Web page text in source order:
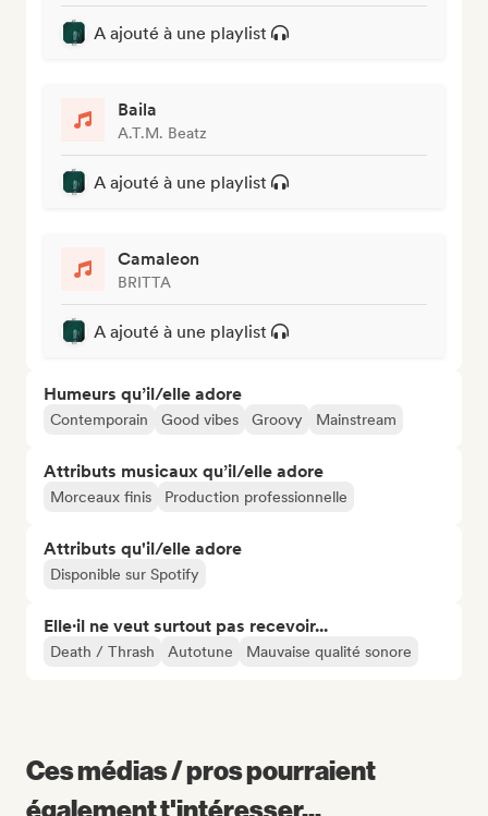
A ajouté à une playlist
Baila
A.T.M. Beatz
A ajouté à une playlist
Camaleon
BRITTA
A ajouté à une playlist
Humeurs qu’il/elle adore
Contemporain Good vibes Groovy Mainstream
Attributs musicaux qu’il/elle adore
Morceaux finis Production professionnelle
Attributs qu'il/elle adore
Disponible sur Spotify
Elle·il ne veut surtout pas recevoir...
Death / Thrash Autotune Mauvaise qualité sonore
Ces médias / pros pourraient
également t'intéresser...